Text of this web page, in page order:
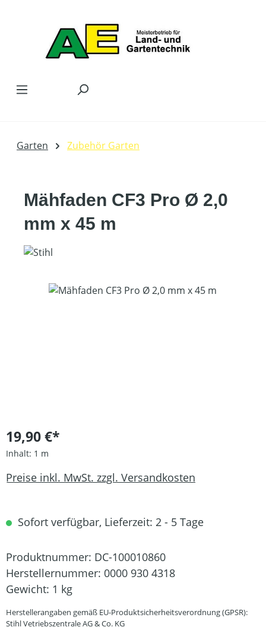
Garten Zubehör Garten
Mähfaden CF3 Pro Ø 2,0
mm x 45 m
Bildergalerie überspringen
19,90 €*
Inhalt: 1 m
Preise inkl. MwSt. zzgl. Versandkosten
Sofort verfügbar, Lieferzeit: 2 - 5 Tage
Produktnummer: DC-100010860
Herstellernummer: 0000 930 4318
Gewicht: 1 kg
Herstellerangaben gemäß EU-Produktsicherheitsverordnung (GPSR):
Stihl Vetriebszentrale AG & Co. KG